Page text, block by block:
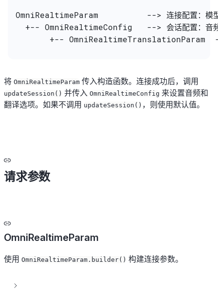
OmniRealtimeParam          --> 连接配置：模型
+-- OmniRealtimeConfig   --> 会话配置：音频
+-- OmniRealtimeTranslationParam  -->
将 OmniRealtimeParam 传入构造函数。连接成功后，调用
updateSession() 并传入 OmniRealtimeConfig 来设置音频和
翻译选项。如果不调用 updateSession() ，则使用默认值。
请求参数
OmniRealtimeParam
使用 OmniRealtimeParam.builder() 构建连接参数。